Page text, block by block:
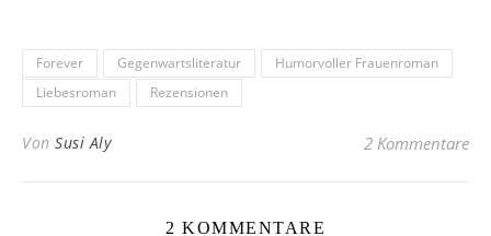
Forever Gegenwartsliteratur
Humorvoller Frauenroman
Liebesroman
Rezensionen
Von Susi Aly 2 Kommentare
2 KOMMENTARE